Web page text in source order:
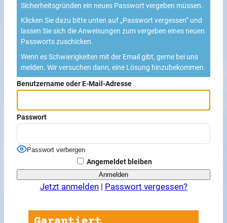
Sicherheitsgründen ein neues Passwort vergeben müssen.
Klicken Sie dazu bitte unten auf „Passwort vergessen“ und
lassen Sie sich die Anweisungen zum vergeben eines neuen
Passworts zuschicken.
Wenn es Schwierigkeiten mit der Email gibt, gerne bei uns
melden. Wir versuchen dann, eine Lösung hinzubekommen.
Benutzername oder E-Mail-Adresse
Passwort
Passwort verbergen
Angemeldet bleiben
Jetzt anmelden| Passwort vergessen?